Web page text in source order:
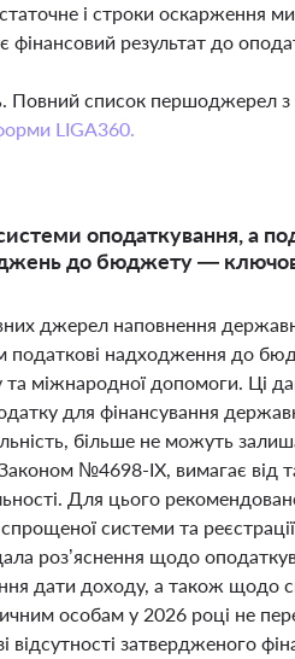
і строки оскарження
результат до
Повний список першоджерел
LIGA360.
оподаткування, а
до бюджету —
джерел наповнення
податкові надходження до
міжнародної допомоги. Ці
для фінансування
більше не можуть
№4698-ІХ, вимагає від
Для цього
системи та
роз’яснення щодо
дати доходу, а також щодо
особам у 2026 році не
затвердженого